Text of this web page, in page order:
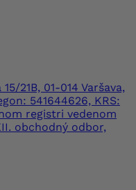
21B, 01-014 Varšava,
541644626, KRS:
registri vedenom
obchodný odbor,